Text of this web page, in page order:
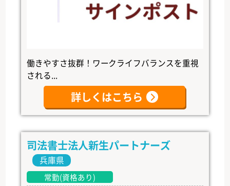
働きやすさ抜群！ワークライフバランスを重視
される...
詳しくはこちら
司法書士法人新生パートナーズ
兵庫県
常勤(資格あり)